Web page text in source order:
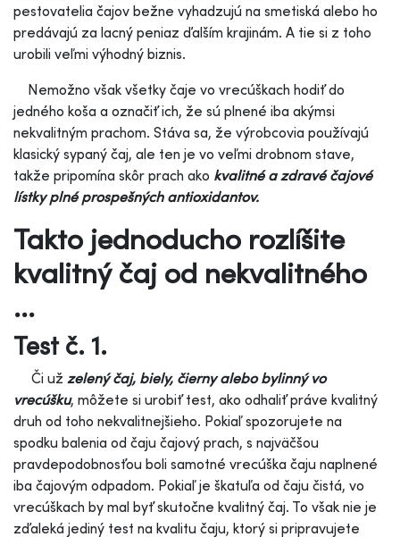
pestovatelia čajov bežne vyhadzujú na smetiská alebo ho
predávajú za lacný peniaz ďalším krajinám. A tie si z toho
urobili veľmi výhodný biznis.
Nemožno však všetky čaje vo vrecúškach hodiť do
jedného koša a označiť ich, že sú plnené iba akýmsi
nekvalitným prachom. Stáva sa, že výrobcovia používajú
klasický sypaný čaj, ale ten je vo veľmi drobnom stave,
takže pripomína skôr prach ako kvalitné a zdravé čajové
lístky plné prospešných antioxidantov.
Takto jednoducho rozlíšite
kvalitný čaj od nekvalitného
...
Test č. 1.
Či už zelený čaj, biely, čierny alebo bylinný vo
vrecúšku, môžete si urobiť test, ako odhaliť práve kvalitný
druh od toho nekvalitnejšieho. Pokiaľ spozorujete na
spodku balenia od čaju čajový prach, s najväčšou
pravdepodobnosťou boli samotné vrecúška čaju naplnené
iba čajovým odpadom. Pokiaľ je škatuľa od čaju čistá, vo
vrecúškach by mal byť skutočne kvalitný čaj. To však nie je
zďaleká jediný test na kvalitu čaju, ktorý si pripravujete